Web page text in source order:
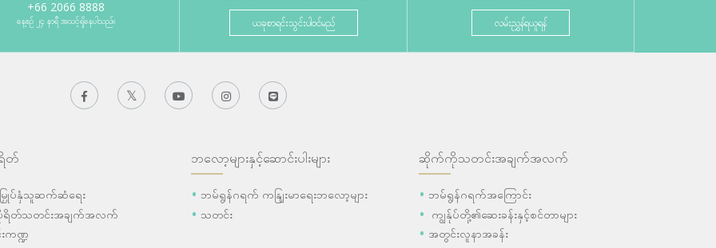
+66 2066 8888
နေ့စဉ် ၂၄ နာရီ အသင့်ရှိနေပါသည်။ ယခုစာရင်းသွင်းပါဝင်မည် လမ်းညွှန်ရယူရန်
တ်
မြှုပ်နှံသူဆက်ဆံရေး
ရိတ်သတင်းအချက်အလက်
ကဏ္ဍ
ဘလော့များနှင့်ဆောင်းပါးများ
ဘမ်ရွန်ဂရက် ကနျြးမာရေးဘလော့များ
သတင်း
ဆိုက်ကိုသတင်းအချက်အလက်
ဘမ်ရွန်ဂရက်အကြောင်း
ကျွန်ုပ်တို့၏ဆေးခန်းနှင့်စင်တာများ
အတွင်းလူနာအခန်း